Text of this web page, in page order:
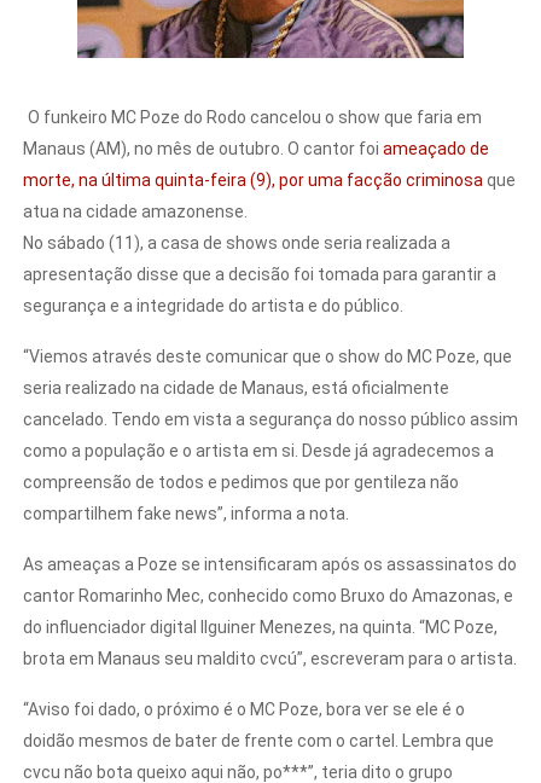
O funkeiro MC Poze do Rodo cancelou o show que faria em
Manaus (AM), no mês de outubro. O cantor foi ameaçado de
morte, na última quinta-feira (9), por uma facção criminosa que
atua na cidade amazonense.
No sábado (11), a casa de shows onde seria realizada a
apresentação disse que a decisão foi tomada para garantir a
segurança e a integridade do artista e do público.
“Viemos através deste comunicar que o show do MC Poze, que
seria realizado na cidade de Manaus, está oficialmente
cancelado. Tendo em vista a segurança do nosso público assim
como a população e o artista em si. Desde já agradecemos a
compreensão de todos e pedimos que por gentileza não
compartilhem fake news”, informa a nota.
As ameaças a Poze se intensificaram após os assassinatos do
cantor Romarinho Mec, conhecido como Bruxo do Amazonas, e
do influenciador digital Ilguiner Menezes, na quinta. “MC Poze,
brota em Manaus seu maldito cvcú”, escreveram para o artista.
“Aviso foi dado, o próximo é o MC Poze, bora ver se ele é o
doidão mesmos de bater de frente com o cartel. Lembra que
cvcu não bota queixo aqui não, po***”, teria dito o grupo